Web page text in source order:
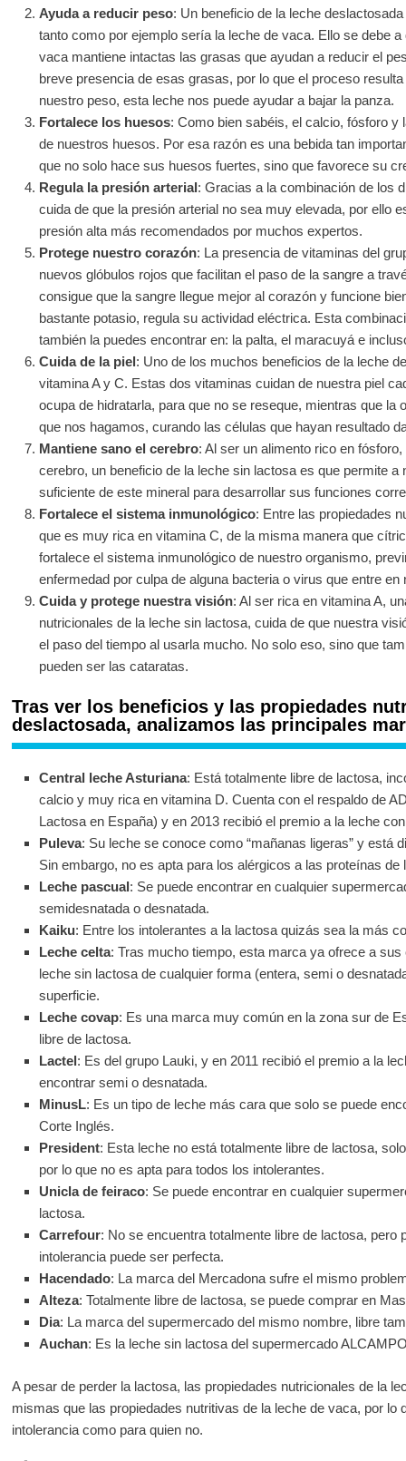
Ayuda a reducir peso: Un beneficio de la leche
tanto como por ejemplo sería la leche de vaca. Ello se debe
vaca mantiene intactas las grasas que ayudan a reducir el
breve presencia de esas grasas, por lo que el proceso
nuestro peso, esta leche nos puede ayudar a bajar la panza.
Fortalece los huesos: Como bien sabéis, el calcio, fósforo
de nuestros huesos. Por esa razón es una bebida tan
que no solo hace sus huesos fuertes, sino que favorece su
Regula la presión arterial: Gracias a la combinación de los
cuida de que la presión arterial no sea muy elevada, por ello
presión alta más recomendados por muchos expertos.
Protege nuestro corazón: La presencia de vitaminas del
nuevos glóbulos rojos que facilitan el paso de la sangre a
consigue que la sangre llegue mejor al corazón y funcione
bastante potasio, regula su actividad eléctrica. Esta
también la puedes encontrar en: la palta, el maracuyá e
Cuida de la piel: Uno de los muchos beneficios de la leche
vitamina A y C. Estas dos vitaminas cuidan de nuestra piel
ocupa de hidratarla, para que no se reseque, mientras que la
que nos hagamos, curando las células que hayan resultado
Mantiene sano el cerebro: Al ser un alimento rico en
cerebro, un beneficio de la leche sin lactosa es que permite a
suficiente de este mineral para desarrollar sus funciones
Fortalece el sistema inmunológico: Entre las propiedades
que es muy rica en vitamina C, de la misma manera que
fortalece el sistema inmunológico de nuestro organismo,
enfermedad por culpa de alguna bacteria o virus que entre en
Cuida y protege nuestra visión: Al ser rica en vitamina A,
nutricionales de la leche sin lactosa, cuida de que nuestra
el paso del tiempo al usarla mucho. No solo eso, sino que
pueden ser las cataratas.
Tras ver los beneficios y las propiedades
deslactosada, analizamos las principales
Central leche Asturiana: Está totalmente libre de lactosa,
calcio y muy rica en vitamina D. Cuenta con el respaldo de
Lactosa en España) y en 2013 recibió el premio a la leche
Puleva: Su leche se conoce como “mañanas ligeras” y está
Sin embargo, no es apta para los alérgicos a las proteínas de
Leche pascual: Se puede encontrar en cualquier
semidesnatada o desnatada.
Kaiku: Entre los intolerantes a la lactosa quizás sea la más
Leche celta: Tras mucho tiempo, esta marca ya ofrece a
leche sin lactosa de cualquier forma (entera, semi o
superficie.
Leche covap: Es una marca muy común en la zona sur de
libre de lactosa.
Lactel: Es del grupo Lauki, y en 2011 recibió el premio a la
encontrar semi o desnatada.
MinusL: Es un tipo de leche más cara que solo se puede
Corte Inglés.
President: Esta leche no está totalmente libre de lactosa,
por lo que no es apta para todos los intolerantes.
Unicla de feiraco: Se puede encontrar en cualquier
lactosa.
Carrefour: No se encuentra totalmente libre de lactosa, pero
intolerancia puede ser perfecta.
Hacendado: La marca del Mercadona sufre el mismo
Alteza: Totalmente libre de lactosa, se puede comprar en
Dia: La marca del supermercado del mismo nombre, libre
Auchan: Es la leche sin lactosa del supermercado
A pesar de perder la lactosa, las propiedades nutricionales de la
mismas que las propiedades nutritivas de la leche de vaca, por lo
intolerancia como para quien no.